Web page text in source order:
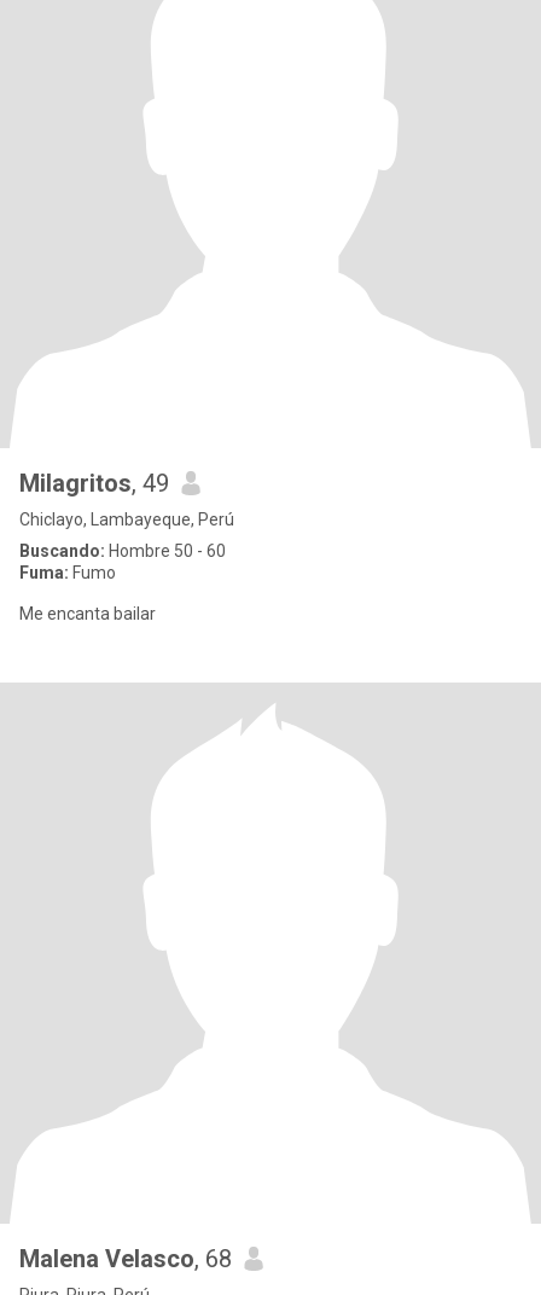
Milagritos, 49
Chiclayo, Lambayeque, Perú
Buscando: Hombre 50 - 60
Fuma: Fumo
Me encanta bailar
Malena Velasco, 68